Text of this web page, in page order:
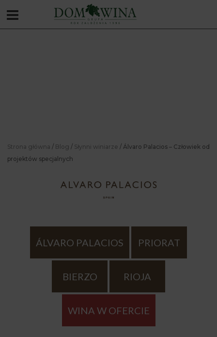
Strona główna / Blog / Słynni winiarze / Álvaro Palacios – Człowiek od
projektów specjalnych
ÁLVARO PALACIOS PRIORAT
BIERZO RIOJA
WINA W OFERCIE